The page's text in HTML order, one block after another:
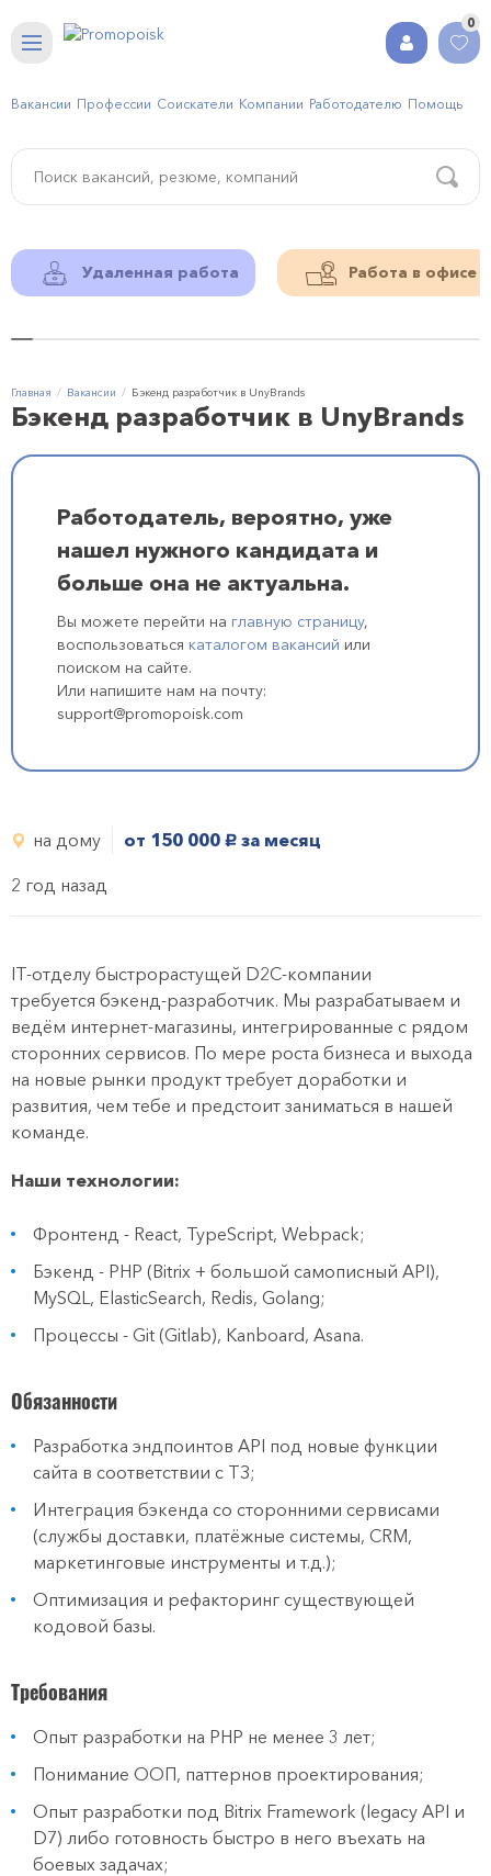
0
Вакансии Профессии Соискатели Компании Работодателю Помощь
Удаленная работа Работа в офисе
Главная Вакансии Бэкенд разработчик в UnyBrands
Бэкенд разработчик в UnyBrands
Работодатель, вероятно, уже
нашел нужного кандидата и
больше она не актуальна.
Вы можете перейти на главную страницу,
воспользоваться каталогом вакансий или
поиском на сайте.
Или напишите нам на почту:
support@promopoisk.com
на дому от 150 000 руб. за месяц
2 год назад
IT-отделу быстрорастущей D2C-компании
требуется бэкенд-разработчик. Мы разрабатываем и
ведём интернет-магазины, интегрированные с рядом
сторонних сервисов. По мере роста бизнеса и выхода
на новые рынки продукт требует доработки и
развития, чем тебе и предстоит заниматься в нашей
команде.
Наши технологии:
Фронтенд - React, TypeScript, Webpack;
Бэкенд - PHP (Bitrix + большой самописный API),
MySQL, ElasticSearch, Redis, Golang;
Процессы - Git (Gitlab), Kanboard, Asana.
Обязанности
Разработка эндпоинтов API под новые функции
сайта в соответствии с ТЗ;
Интеграция бэкенда со сторонними сервисами
(службы доставки, платёжные системы, CRM,
маркетинговые инструменты и т.д.);
Оптимизация и рефакторинг существующей
кодовой базы.
Требования
Опыт разработки на PHP не менее 3 лет;
Понимание ООП, паттернов проектирования;
Опыт разработки под Bitrix Framework (legacy API и
D7) либо готовность быстро в него въехать на
боевых задачах;